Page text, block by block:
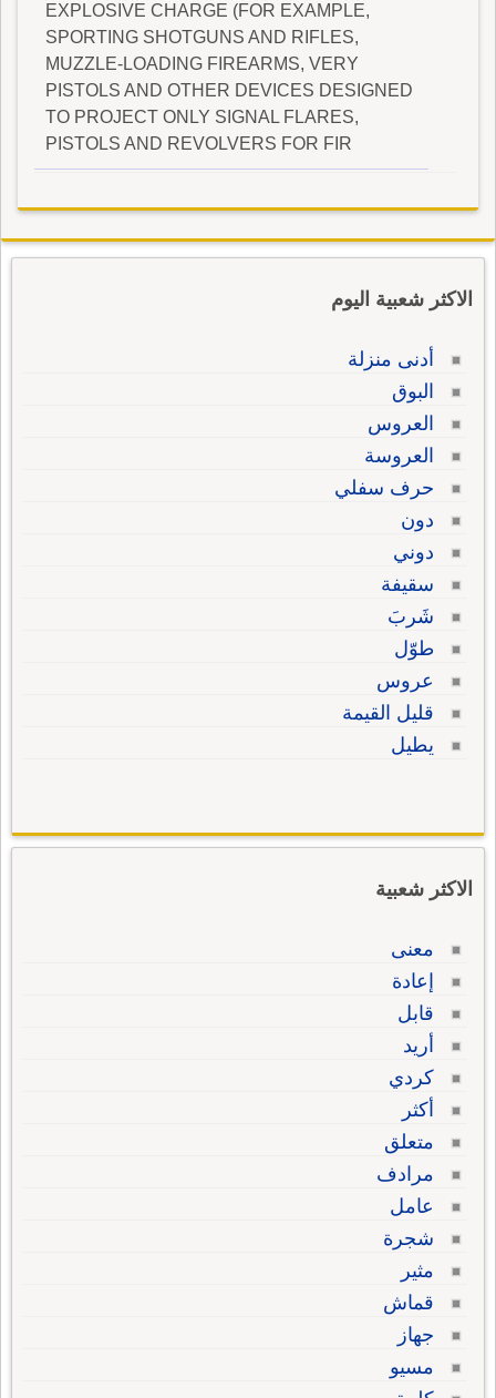
EXPLOSIVE CHARGE (FOR EXAMPLE,
SPORTING SHOTGUNS AND RIFLES,
MUZZLE-LOADING FIREARMS, VERY
PISTOLS AND OTHER DEVICES DESIGNED
TO PROJECT ONLY SIGNAL FLARES,
PISTOLS AND REVOLVERS FOR FIR
الاكثر شعبية اليوم
أدنى منزلة
البوق
العروس
العروسة
حرف سفلي
دون
دوني
سقيفة
شَربَ
طوّل
عروس
قليل القيمة
يطيل
الاكثر شعبية
معنى
إعادة
قابل
أريد
كردي
أكثر
متعلق
مرادف
عامل
شجرة
مثير
قماش
جهاز
مسيو